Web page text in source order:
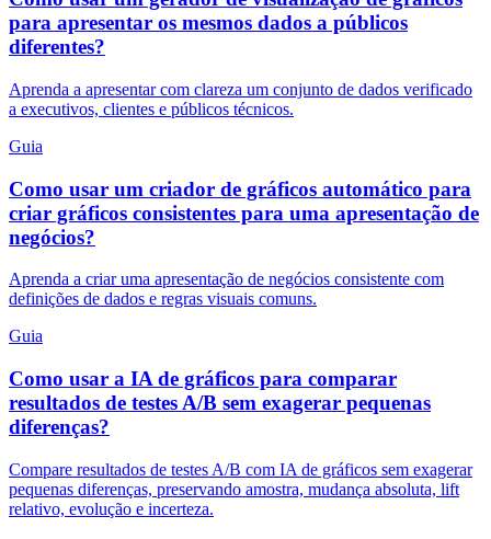
para apresentar os mesmos dados a públicos
diferentes?
Aprenda a apresentar com clareza um conjunto de dados verificado
a executivos, clientes e públicos técnicos.
Guia
Como usar um criador de gráficos automático para
criar gráficos consistentes para uma apresentação de
negócios?
Aprenda a criar uma apresentação de negócios consistente com
definições de dados e regras visuais comuns.
Guia
Como usar a IA de gráficos para comparar
resultados de testes A/B sem exagerar pequenas
diferenças?
Compare resultados de testes A/B com IA de gráficos sem exagerar
pequenas diferenças, preservando amostra, mudança absoluta, lift
relativo, evolução e incerteza.